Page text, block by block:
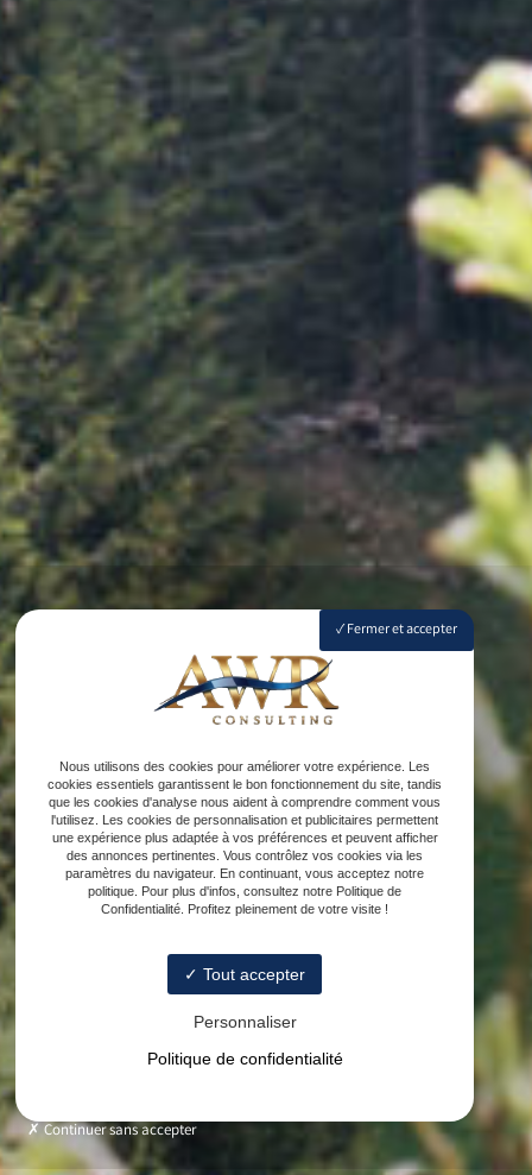
Fermer et accepter
Nous utilisons des cookies pour améliorer votre expérience. Les
cookies essentiels garantissent le bon fonctionnement du site, tandis
que les cookies d'analyse nous aident à comprendre comment vous
l'utilisez. Les cookies de personnalisation et publicitaires permettent
une expérience plus adaptée à vos préférences et peuvent afficher
des annonces pertinentes. Vous contrôlez vos cookies via les
paramètres du navigateur. En continuant, vous acceptez notre
politique. Pour plus d'infos, consultez notre Politique de
Confidentialité. Profitez pleinement de votre visite !
Tout accepter
Personnaliser
Politique de confidentialité
Continuer sans accepter